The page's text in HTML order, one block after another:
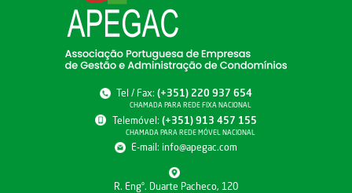
Tel / Fax:(+351) 220 937 654
CHAMADA PARA REDE FIXA NACIONAL
Telemóvel: (+351) 913 457 155
CHAMADA PARA REDE MÓVEL NACIONAL
E-mail: info@apegac.com
R. Engº. Duarte Pacheco, 120